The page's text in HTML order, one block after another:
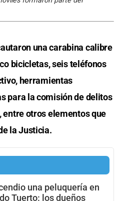
una carabina calibre
bicicletas, seis teléfonos
herramientas
para la comisión de delitos
entre otros elementos que
la Justicia.
una peluquería en
Tuerto: los dueños